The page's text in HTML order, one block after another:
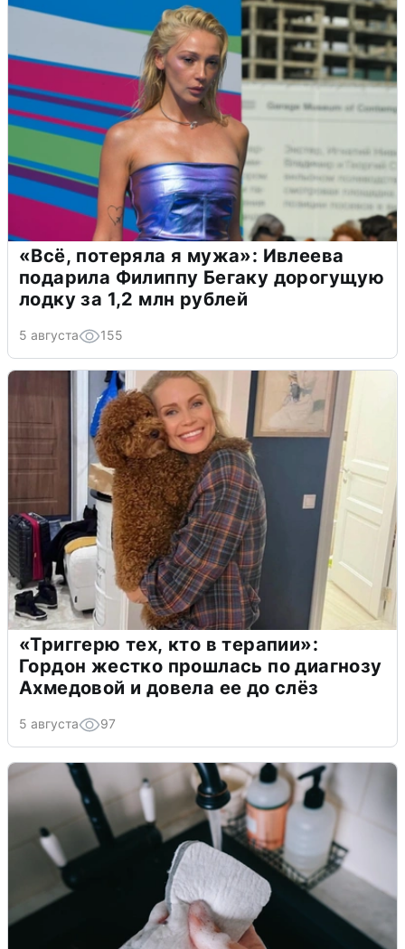
«Всё, потеряла я мужа»: Ивлеева
подарила Филиппу Бегаку дорогущую
лодку за 1,2 млн рублей
5 августа 155
«Триггерю тех, кто в терапии»:
Гордон жестко прошлась по диагнозу
Ахмедовой и довела ее до слёз
5 августа 97